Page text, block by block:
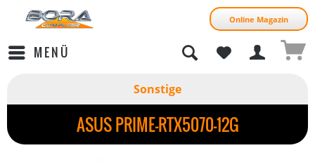
Online Magazin
MENÜ
Sonstige
ASUS PRIME-RTX5070-12G